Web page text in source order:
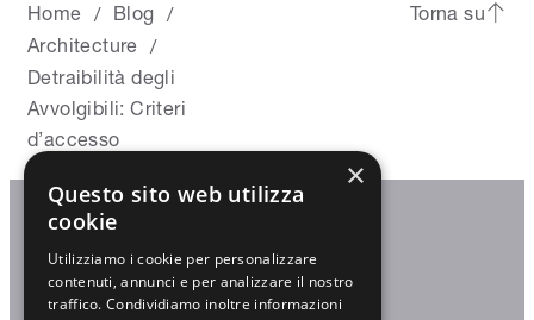
Home / Blog /
Architecture /
Detraibilità degli
Avvolgibili: Criteri
d’accesso
Torna su
Trovaci
×
Questo sito web utilizza
cookie
Utilizziamo i cookie per personalizzare
contenuti, annunci e per analizzare il nostro
traffico. Condividiamo inoltre informazioni